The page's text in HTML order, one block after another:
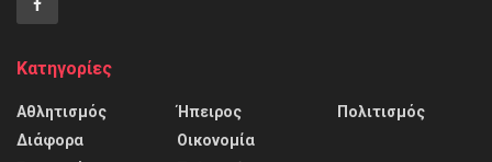
Κατηγορίες
Αθλητισμός
Διάφορα
Ήπειρος
Οικονομία
Πολιτισμός